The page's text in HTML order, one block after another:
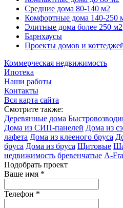
Средние дома 80-140 м2
Комфортные дома 140-250
Элитные дома более 250 м2
Барнхаусы
Проекты домов и
Коммерческая недвижимость
Ипотека
Наши работы
Контакты
Вся карта сайта
Смотрите также:
Деревянные дома
Дома из СИП-панелей Дома из
лафета Дома из клееного бруса
бруса Дома из бруса Щитовые
недвижимость бревенчатые A-
Подобрать проект
Ваше имя *
Телефон *